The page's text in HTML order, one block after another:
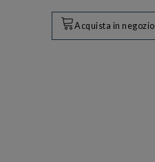
Acquista in negozio